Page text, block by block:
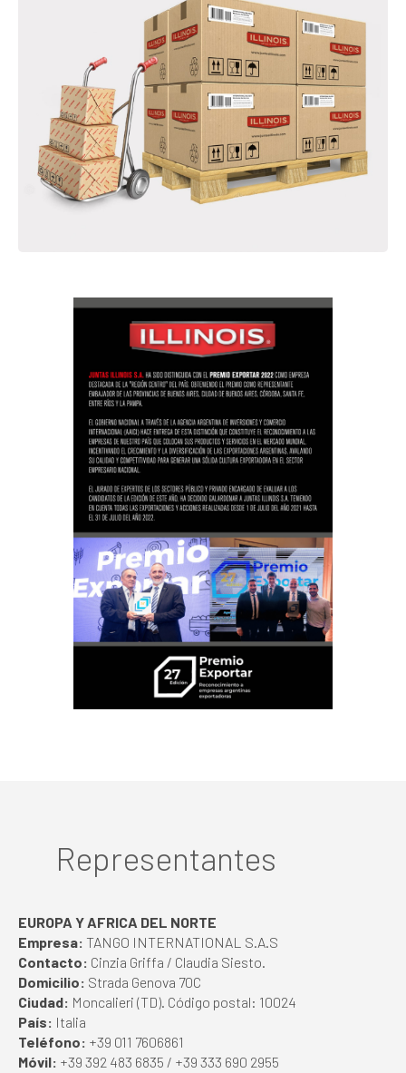
Representantes
EUROPA Y AFRICA DEL NORTE
Empresa: TANGO INTERNATIONAL S.A.S
Contacto: Cinzia Griffa / Claudia Siesto.
Domicilio: Strada Genova 70C
Ciudad: Moncalieri (TD). Código postal: 10024
País: Italia
Teléfono: +39 011 7606861
Móvil: +39 392 483 6835 / +39 333 690 2955